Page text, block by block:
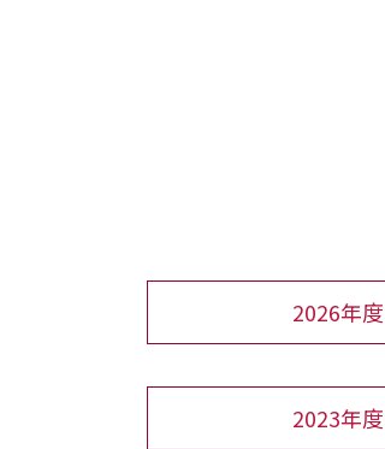
2026年度
2023年度